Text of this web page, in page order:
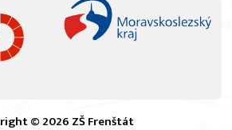
© 2026 ZŠ Frenštát